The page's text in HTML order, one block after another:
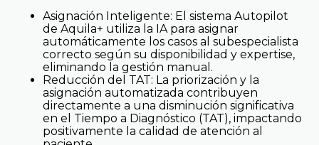
Asignación Inteligente: El sistema Autopilot
de Aquila+ utiliza la IA para asignar
automáticamente los casos al subespecialista
correcto según su disponibilidad y expertise,
eliminando la gestión manual.
Reducción del TAT: La priorización y la
asignación automatizada contribuyen
directamente a una disminución significativa
en el Tiempo a Diagnóstico (TAT), impactando
positivamente la calidad de atención al